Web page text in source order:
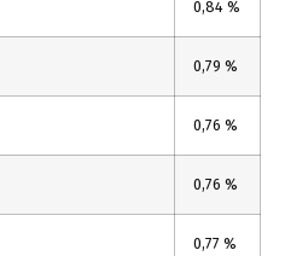
0,84 %
0,79 %
0,76 %
0,76 %
0,77 %